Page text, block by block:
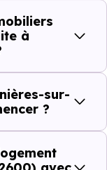
Asnières-sur-Seine
C'est une
vous payez.
grâce à la
à
sur-
?